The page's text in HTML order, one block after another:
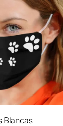
Blancas